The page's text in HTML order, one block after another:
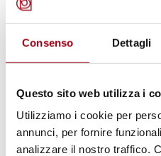
Consenso Dettagli
Questo sito web utilizza i
Utilizziamo i cookie per
annunci, per fornire
analizzare il nostro traffico.
poteri locali e
Consiglio
solidarietà con
per risolvere con
situazione dei
incendi di Moria